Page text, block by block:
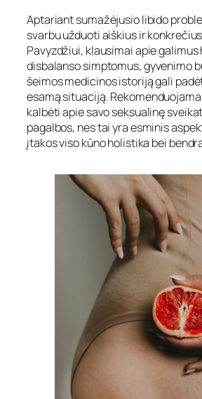
Aptariant sumažėjusio libido
svarbu užduoti aiškius ir
Pavyzdžiui, klausimai apie galimus
disbalanso simptomus, gyvenimo
šeimos medicinos istoriją gali
esamą situaciją.
kalbėti apie savo seksualinę
pagalbos, nes tai yra esminis
įtakos viso kūno holistika bei